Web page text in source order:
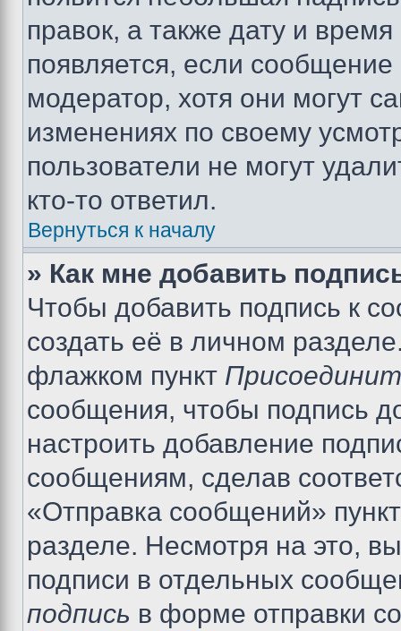
правок, а также дату и
появляется, если
модератор, хотя они могут
изменениях по своему
пользователи не могут
кто-то ответил.
Вернуться к началу
» Как мне добавить
Чтобы добавить подпись к
создать её в личном
флажком пункт
сообщения, чтобы подпись
настроить добавление
сообщениям, сделав
«Отправка сообщений»
разделе. Несмотря на это,
подписи в отдельных
подпись в форме отправки